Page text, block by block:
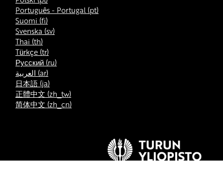
Português - Portugal ‎(pt)‎
Suomi ‎(fi)‎
Svenska ‎(sv)‎
Thai ‎(th)‎
Türkçe ‎(tr)‎
Русский ‎(ru)‎
العربية ‎(ar)‎
日本語 ‎(ja)‎
正體中文 ‎(zh_tw)‎
简体中文 ‎(zh_cn)‎